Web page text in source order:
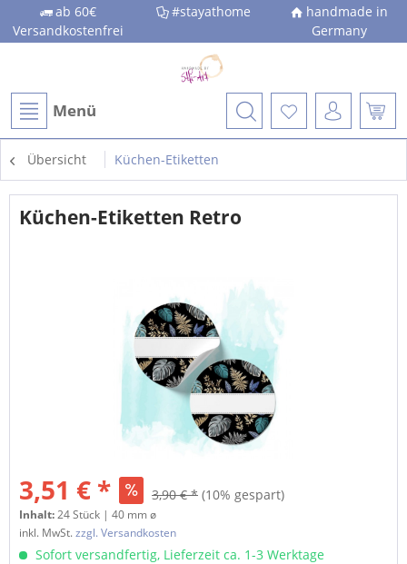
ab 60€
Versandkostenfrei
#stayathome
handmade in
Germany
Menü
Übersicht Küchen-Etiketten
Küchen-Etiketten Retro
3,51 € * 3,90 € * (10% gespart)
Inhalt:24 Stück | 40 mm ø
inkl. MwSt.zzgl. Versandkosten
Sofort versandfertig, Lieferzeit ca. 1-3 Werktage